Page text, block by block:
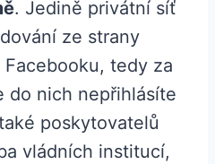
. Jedině privátní síť
ze strany
tedy za
do nich nepřihlásíte
poskytovatelů
vládních institucí,